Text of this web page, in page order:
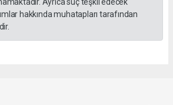
Ayrıca suç teşkil edecek
hakkında muhatapları tarafından